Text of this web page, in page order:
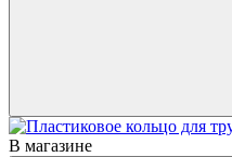
В магазине